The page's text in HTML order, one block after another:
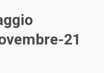
21